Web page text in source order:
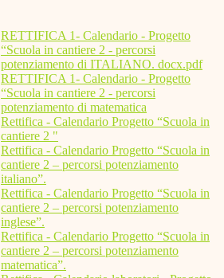
RETTIFICA 1- Calendario - Progetto
“Scuola in cantiere 2 - percorsi
potenziamento di ITALIANO. docx.pdf
RETTIFICA 1- Calendario - Progetto
“Scuola in cantiere 2 - percorsi
potenziamento di matematica
Rettifica - Calendario Progetto “Scuola in
cantiere 2 "
Rettifica - Calendario Progetto “Scuola in
cantiere 2 – percorsi potenziamento
italiano”.
Rettifica - Calendario Progetto “Scuola in
cantiere 2 – percorsi potenziamento
inglese”.
Rettifica - Calendario Progetto “Scuola in
cantiere 2 – percorsi potenziamento
matematica”.